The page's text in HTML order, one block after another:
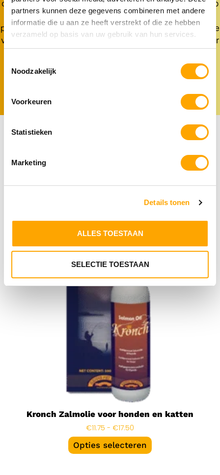
partners kunnen deze gegevens combineren met andere
informatie die u aan ze heeft verstrekt of die ze hebben
verzameld op basis van uw gebruik van hun services.
Noodzakelijk
Voorkeuren
Statistieken
Marketing
Details tonen
ALLES TOESTAAN
SELECTIE TOESTAAN
ontvangt automatisch nieuwe voorraad, afgestemd op
de behoeften van jouw hond of kat. Bovendien
profiteer je als abonnee van scherpe prijzen, exclusieve
voordelen én flexibiliteit. Zo houd je meer tijd over voor
Kronch Zalmolie voor honden en katten
€11.75 - €17.50
Opties selecteren